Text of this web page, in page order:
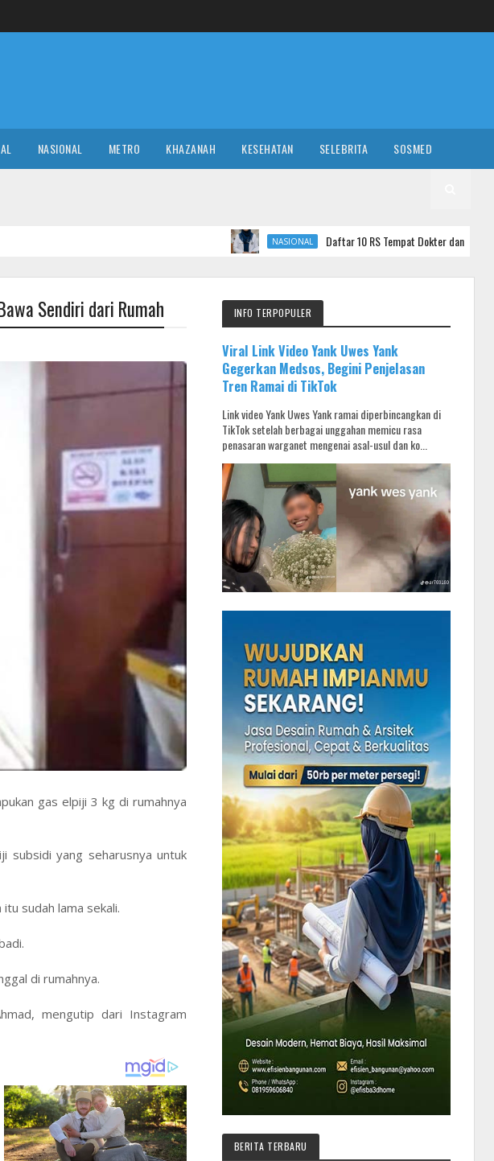
NASIONAL METRO KHAZANAH KESEHATAN SELEBRITA SOSMED
NASIONAL Daftar 10 RS Tempat Dokter dan Nakes yang
Sendiri dari Rumah
gas elpiji 3 kg di rumahnya
subsidi yang seharusnya untuk
sudah lama sekali.
di rumahnya.
mengutip dari Instagram
INFO TERPOPULER
Viral Link Video Yank Uwes Yank
Gegerkan Medsos, Begini Penjelasan
Tren Ramai di TikTok
Link video Yank Uwes Yank ramai diperbincangkan di
TikTok setelah berbagai unggahan memicu rasa
penasaran warganet mengenai asal-usul dan ko...
BERITA TERBARU